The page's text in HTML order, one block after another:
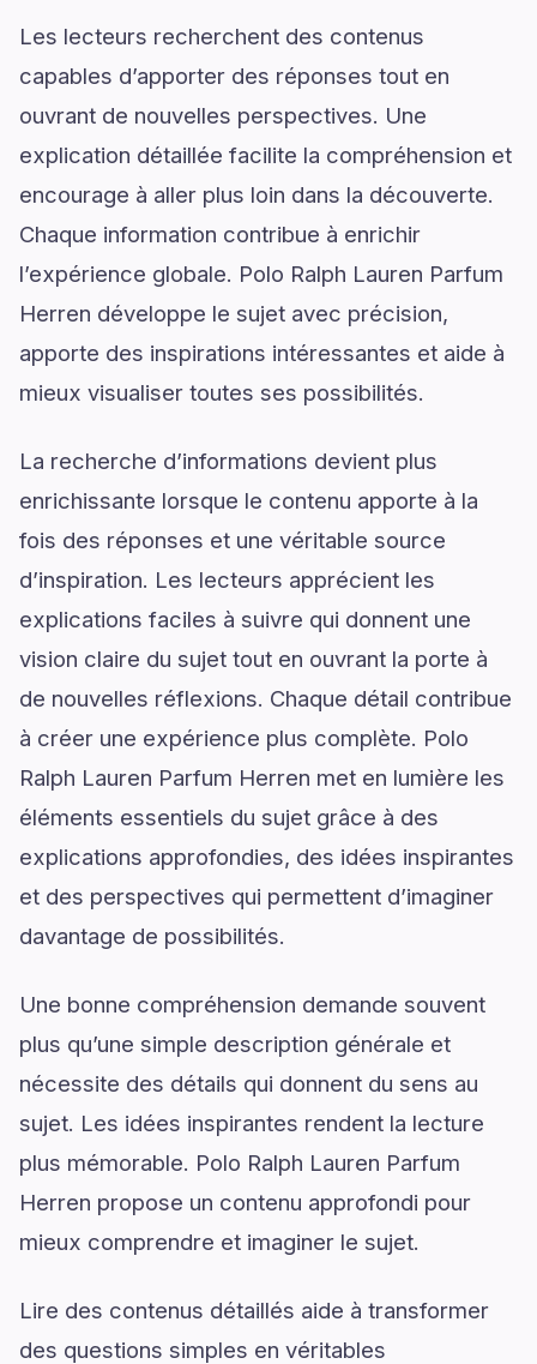
Les lecteurs recherchent des contenus
capables d’apporter des réponses tout en
ouvrant de nouvelles perspectives. Une
explication détaillée facilite la compréhension et
encourage à aller plus loin dans la découverte.
Chaque information contribue à enrichir
l’expérience globale. Polo Ralph Lauren Parfum
Herren développe le sujet avec précision,
apporte des inspirations intéressantes et aide à
mieux visualiser toutes ses possibilités.
La recherche d’informations devient plus
enrichissante lorsque le contenu apporte à la
fois des réponses et une véritable source
d’inspiration. Les lecteurs apprécient les
explications faciles à suivre qui donnent une
vision claire du sujet tout en ouvrant la porte à
de nouvelles réflexions. Chaque détail contribue
à créer une expérience plus complète. Polo
Ralph Lauren Parfum Herren met en lumière les
éléments essentiels du sujet grâce à des
explications approfondies, des idées inspirantes
et des perspectives qui permettent d’imaginer
davantage de possibilités.
Une bonne compréhension demande souvent
plus qu’une simple description générale et
nécessite des détails qui donnent du sens au
sujet. Les idées inspirantes rendent la lecture
plus mémorable. Polo Ralph Lauren Parfum
Herren propose un contenu approfondi pour
mieux comprendre et imaginer le sujet.
Lire des contenus détaillés aide à transformer
des questions simples en véritables